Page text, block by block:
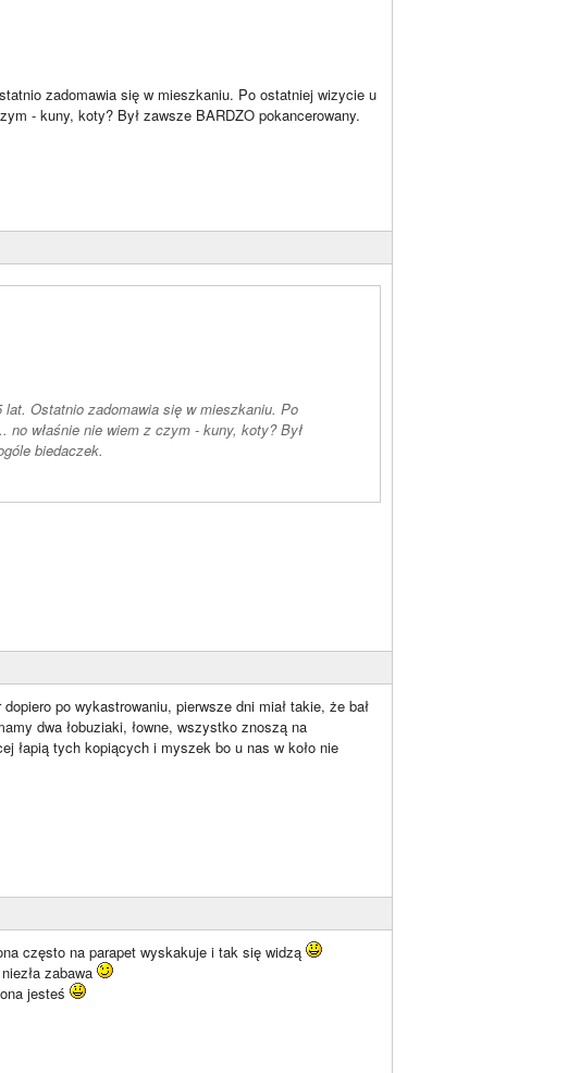
zadomawia się w mieszkaniu. Po ostatniej wizycie u
- kuny, koty? Był zawsze BARDZO pokancerowany.
właśnie nie wiem z czym - kuny, koty? Był
biedaczek.
po wykastrowaniu, pierwsze dni miał takie, że bał
dwa łobuziaki, łowne, wszystko znoszą na
łapią tych kopiących i myszek bo u nas w koło nie
często na parapet wyskakuje i tak się widzą
zabawa
jesteś